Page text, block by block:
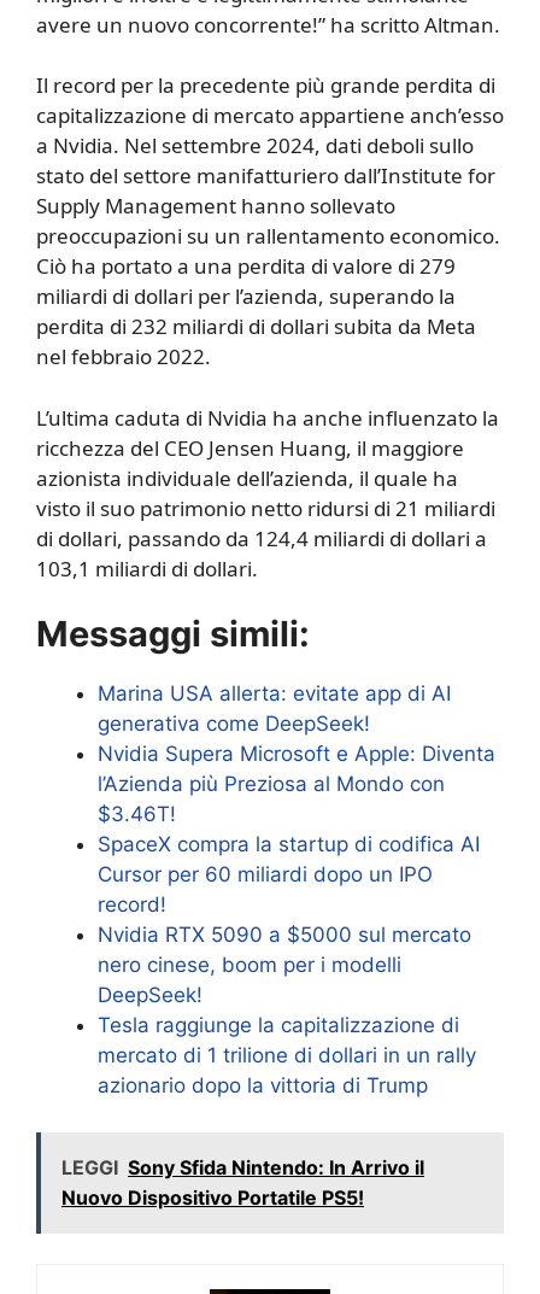
avere un nuovo concorrente!” ha scritto Altman.
Il record per la precedente più grande perdita di
capitalizzazione di mercato appartiene anch’esso
a Nvidia. Nel settembre 2024, dati deboli sullo
stato del settore manifatturiero dall’Institute for
Supply Management hanno sollevato
preoccupazioni su un rallentamento economico.
Ciò ha portato a una perdita di valore di 279
miliardi di dollari per l’azienda, superando la
perdita di 232 miliardi di dollari subita da Meta
nel febbraio 2022.
L’ultima caduta di Nvidia ha anche influenzato la
ricchezza del CEO Jensen Huang, il maggiore
azionista individuale dell’azienda, il quale ha
visto il suo patrimonio netto ridursi di 21 miliardi
di dollari, passando da 124,4 miliardi di dollari a
103,1 miliardi di dollari.
Messaggi simili:
Marina USA allerta: evitate app di AI
generativa come DeepSeek!
Nvidia Supera Microsoft e Apple: Diventa
l’Azienda più Preziosa al Mondo con
$3.46T!
SpaceX compra la startup di codifica AI
Cursor per 60 miliardi dopo un IPO
record!
Nvidia RTX 5090 a $5000 sul mercato
nero cinese, boom per i modelli
DeepSeek!
Tesla raggiunge la capitalizzazione di
mercato di 1 trilione di dollari in un rally
azionario dopo la vittoria di Trump
LEGGI Sony Sfida Nintendo: In Arrivo il
Nuovo Dispositivo Portatile PS5!